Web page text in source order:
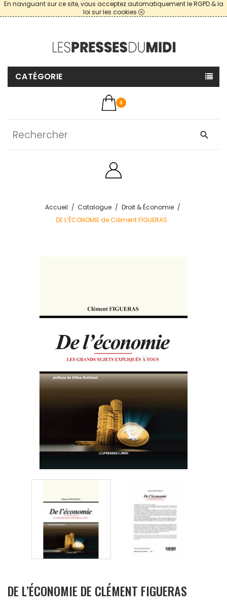
En naviguant sur ce site, vous acceptez automatiquement le RGPD & la
loi sur les cookies
CATÉGORIE
0
search
Accueil Catalogue
Droit & Économie
DE L’ÉCONOMIE de Clément FIGUERAS
DE L’ÉCONOMIE DE CLÉMENT FIGUERAS